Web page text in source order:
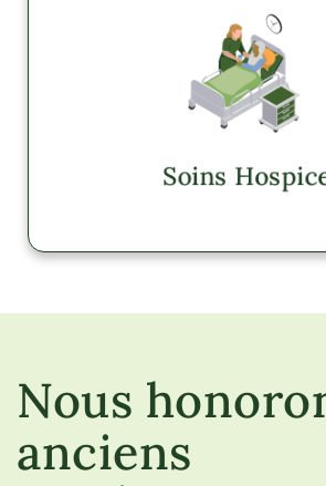
Soins
Soins Hospice
AZ, CO, GA, UT
Explorer
Nous
anciens